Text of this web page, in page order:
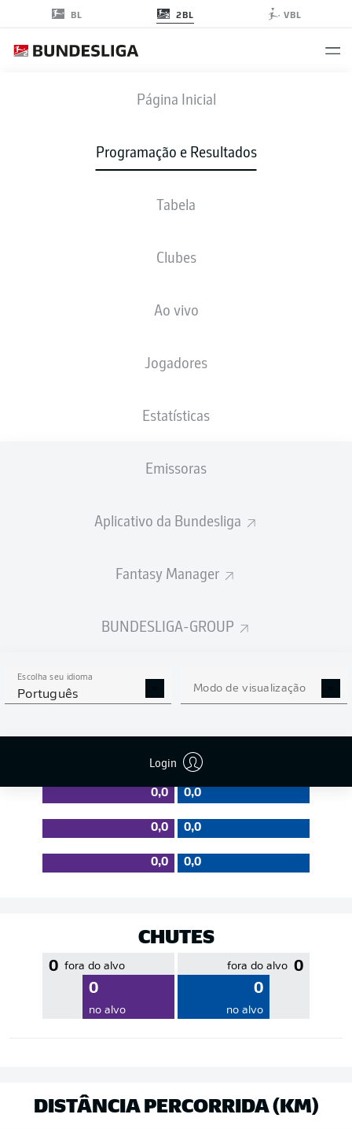
BL 2BL VBL
Página Inicial
Programação e Resultados
Tabela
Clubes
Ao vivo
Jogadores
Estatísticas
Emissoras
Aplicativo da Bundesliga
Fantasy Manager
BUNDESLIGA-GROUP
Escolha seu idioma
Português Modo de visualização
Login
OSN SVD
ESCALAÇÕES
0
0 % Precisão 0 %
EFICIÊNCIA DE PASSES
0,0 0,0
0,0 0,0
0,0 0,0
CHUTES
0 fora do alvo
0
no alvo
0
fora do alvo
0
no alvo
DISTÂNCIA PERCORRIDA (KM)